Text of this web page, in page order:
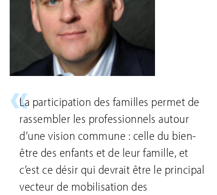
La participation des familles permet de
rassembler les professionnels autour
d’une vision commune : celle du bien-
être des enfants et de leur famille, et
c’est ce désir qui devrait être le principal
vecteur de mobilisation des